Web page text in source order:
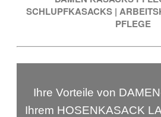
SCHLUPFKASACKS |
PFLEGE
Ihre Vorteile von
Ihrem HOSENKASACK